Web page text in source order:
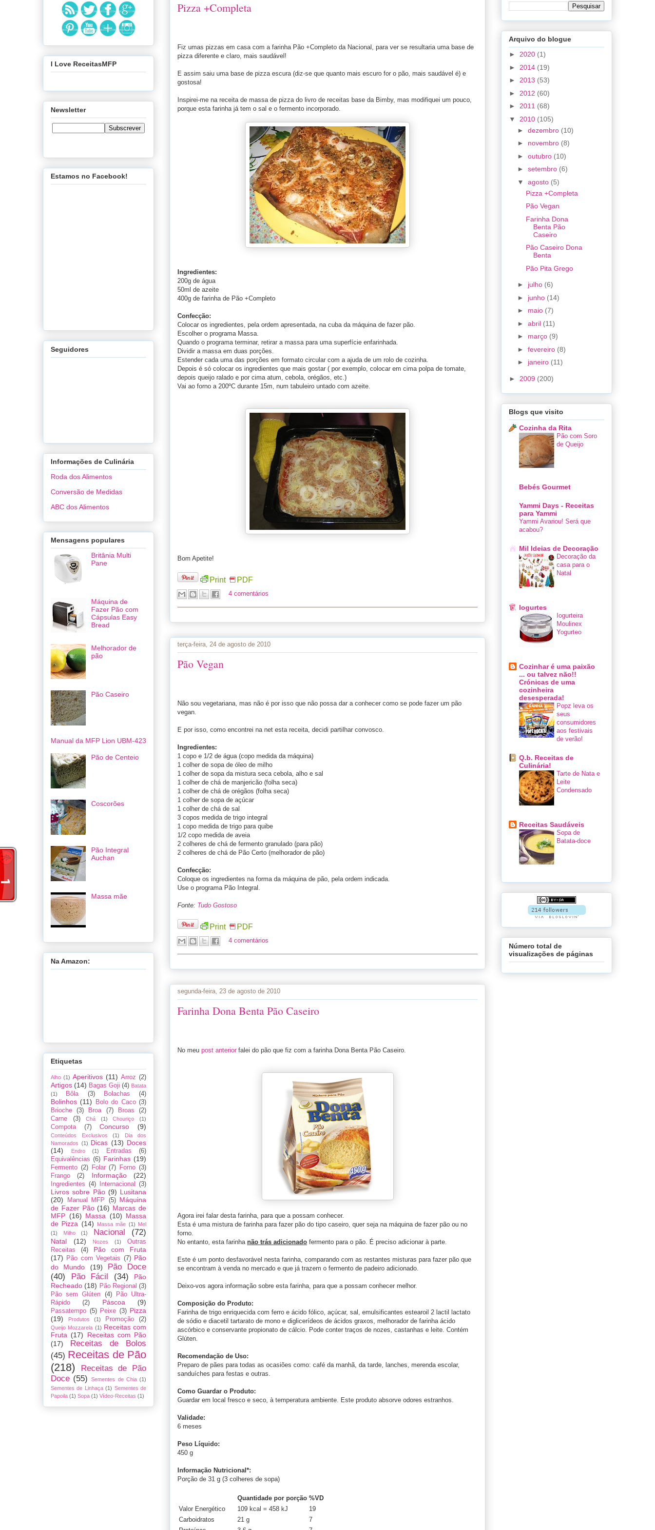
Pizza +Completa
Fiz umas pizzas em casa com a farinha Pão +Completo da Nacional, para ver se resultaria uma base de
pizza diferente e claro, mais saudável!
E assim saiu uma base de pizza escura (diz-se que quanto mais escuro for o pão, mais saudável é) e
gostosa!
Inspirei-me na receita de massa de pizza do livro de receitas base da Bimby, mas modifiquei um pouco,
porque esta farinha já tem o sal e o fermento incorporado.
Ingredientes:
200g de água
50ml de azeite
400g de farinha de Pão +Completo
Confecção:
Colocar os ingredientes, pela ordem apresentada, na cuba da máquina de fazer pão.
Escolher o programa Massa.
Quando o programa terminar, retirar a massa para uma superfície enfarinhada.
Dividir a massa em duas porções.
Estender cada uma das porções em formato circular com a ajuda de um rolo de cozinha.
Depois é só colocar os ingredientes que mais gostar ( por exemplo, colocar em cima polpa de tomate,
depois queijo ralado e por cima atum, cebola, orégãos, etc.)
Vai ao forno a 200ºC durante 15m, num tabuleiro untado com azeite.
Bom Apetite!
Print PDF
4 comentários
terça-feira, 24 de agosto de 2010
Pão Vegan
Não sou vegetariana, mas não é por isso que não possa dar a conhecer como se pode fazer um pão
vegan.
E por isso, como encontrei na net esta receita, decidi partilhar convosco.
Ingredientes:
1 copo e 1/2 de água (copo medida da máquina)
1 colher de sopa de óleo de milho
1 colher de sopa da mistura seca cebola, alho e sal
1 colher de chá de manjericão (folha seca)
1 colher de chá de orégãos (folha seca)
1 colher de sopa de açúcar
1 colher de chá de sal
3 copos medida de trigo integral
1 copo medida de trigo para quibe
1/2 copo medida de aveia
2 colheres de chá de fermento granulado (para pão)
2 colheres de chá de Pão Certo (melhorador de pão)
Confecção:
Coloque os ingredientes na forma da máquina de pão, pela ordem indicada.
Use o programa Pão Integral.
Fonte: Tudo Gostoso
Print PDF
4 comentários
segunda-feira, 23 de agosto de 2010
Farinha Dona Benta Pão Caseiro
No meu post anterior falei do pão que fiz com a farinha Dona Benta Pão Caseiro.
Agora irei falar desta farinha, para que a possam conhecer.
Esta é uma mistura de farinha para fazer pão do tipo caseiro, quer seja na máquina de fazer pão ou no
forno.
No entanto, esta farinha não trás adicionado fermento para o pão. É preciso adicionar à parte.
Este é um ponto desfavorável nesta farinha, comparando com as restantes misturas para fazer pão que
se encontram à venda no mercado e que já trazem o fermento de padeiro adicionado.
Deixo-vos agora informação sobre esta farinha, para que a possam conhecer melhor.
Composição do Produto:
Farinha de trigo enriquecida com ferro e ácido fólico, açúcar, sal, emulsificantes estearoil 2 lactil lactato
de sódio e diacetil tartarato de mono e diglicerídeos de ácidos graxos, melhorador de farinha ácido
ascórbico e conservante propionato de cálcio. Pode conter traços de nozes, castanhas e leite. Contém
Glúten.
Recomendação de Uso:
Preparo de pães para todas as ocasiões como: café da manhã, da tarde, lanches, merenda escolar,
sanduíches para festas e outras.
Como Guardar o Produto:
Guardar em local fresco e seco, à temperatura ambiente. Este produto absorve odores estranhos.
Validade:
6 meses
Peso Líquido:
450 g
Informação Nutricional*:
Porção de 31 g (3 colheres de sopa)
Quantidade por porção %VD
Valor Energético
109 kcal = 458 kJ
19
Carboidratos
21 g
7
I Love ReceitasMFP
Newsletter
Estamos no Facebook!
Seguidores
Informações de Culinária
Roda dos Alimentos
Conversão de Medidas
ABC dos Alimentos
Mensagens populares
Britânia Multi
Pane
Máquina de
Fazer Pão com
Cápsulas Easy
Bread
Melhorador de
pão
Pão Caseiro
Manual da MFP Lion UBM-423
Pão de Centeio
Coscorões
Pão Integral
Auchan
Massa mãe
Na Amazon:
Etiquetas
Alho (1) Aperitivos (11) Arroz (2)
Artigos (14) Bagas Goji (4) Batata
(1)
Bôla (3) Bolachas (4)
Bolinhos (11) Bolo do Caco (3)
Brioche
(3) Broa (7) Broas
(2)
Carne
(3) Chá (1) Chouriço (1)
Compota (7) Concurso (9)
Conteúdos Exclusivos (1)
Dia dos
Namorados (1) Dicas (13) Doces
(14)
Endro (1) Entradas
(6)
Equivalências (6) Farinhas (19)
Fermento (2) Folar (7) Forno (3)
Frango
(2) Informação (22)
Ingredientes (4) Internacional (3)
Livros sobre Pão (9) Lusitana
(20)
Manual MFP (5)
Máquina
de Fazer Pão (16) Marcas de
MFP (16) Massa (10) Massa
de Pizza (14) Massa mãe (1) Mel
(1)
Milho (1) Nacional (72)
Natal (12) Nozes (1)
Outras
Receitas
(4)
Pão com Fruta
(17)
Pão com Vegetais (7) Pão
do Mundo
(19)
Pão Doce
(40)
Pão Fácil (34)
Pão
Recheado (18) Pão Regional (3)
Pão sem Glúten
(4)
Pão Ultra-
Rápido
(2) Páscoa (9)
Passatempo (5) Peixe (3) Pizza
(19)
Produtos (1) Promoção (2)
Queijo Mozzarela (1) Receitas com
Fruta (17)
Receitas com Pão
(17)
Receitas de Bolos
(45) Receitas de Pão
(218)
Receitas de Pão
Doce (55) Sementes de Chia (1)
Sementes de Linhaça (1) Sementes de
Papoila (1) Sopa (1) Vídeo-Receitas (1)
Arquivo do blogue
► 2020 (1)
► 2014 (19)
► 2013 (53)
► 2012 (60)
► 2011 (68)
▼ 2010 (105)
► dezembro (10)
► novembro (8)
► outubro (10)
► setembro (6)
▼ agosto (5)
Pizza +Completa
Pão Vegan
Farinha Dona
Benta Pão
Caseiro
Pão Caseiro Dona
Benta
Pão Pita Grego
► julho (6)
► junho (14)
► maio (7)
► abril (11)
► março (9)
► fevereiro (8)
► janeiro (11)
► 2009 (200)
Blogs que visito
Cozinha da Rita
Pão com Soro
de Queijo
Bebés Gourmet
Yammi Days - Receitas
para Yammi
Yammi Avariou! Será que
acabou?
Mil Ideias de Decoração
Decoração da
casa para o
Natal
Iogurtes
Iogurteira
Moulinex
Yogurteo
Cozinhar é uma paixão
... ou talvez não!!
Crónicas de uma
cozinheira
desesperada!
Popz leva os
seus
consumidores
aos festivais
de verão!
Q.b. Receitas de
Culinária!
Tarte de Nata e
Leite
Condensado
Receitas Saudáveis
Sopa de
Batata-doce
Número total de
visualizações de páginas